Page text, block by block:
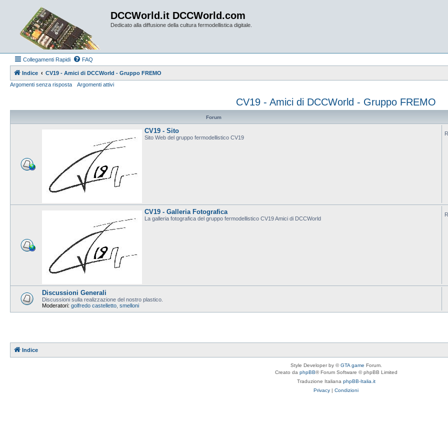
DCCWorld.it DCCWorld.com
Dedicato alla diffusione della cultura fermodellistica digitale.
Collegamenti Rapidi FAQ
Indice
CV19 - Amici di DCCWorld - Gruppo FREMO
Argomenti senza risposta
Argomenti attivi
CV19 - Amici di DCCWorld - Gruppo FREMO
Forum
CV19 - Sito
Sito Web del gruppo fermodellistico CV19
CV19 - Galleria Fotografica
La galleria fotografica del gruppo fermodellistico CV19 Amici di DCCWorld
Discussioni Generali
Discussioni sulla realizzazione del nostro plastico.
Moderatori: golfredo castelletto smelloni
Indice
Style Developer by ©GTA game Forum.
Creato da phpBB® Forum Software © phpBB Limited
Traduzione Italiana phpBB-Italia.it
Privacy | Condizioni